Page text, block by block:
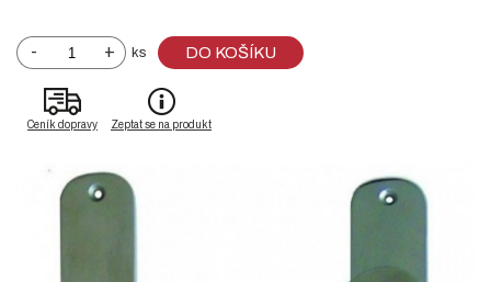
- + ks DO KOŠÍKU
Ceník dopravy Zeptat se na produkt